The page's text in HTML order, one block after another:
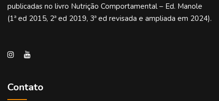
publicadas no livro Nutrição Comportamental – Ed. Manole
(1ª ed 2015, 2ª ed 2019, 3ª ed revisada e ampliada em 2024).
Contato